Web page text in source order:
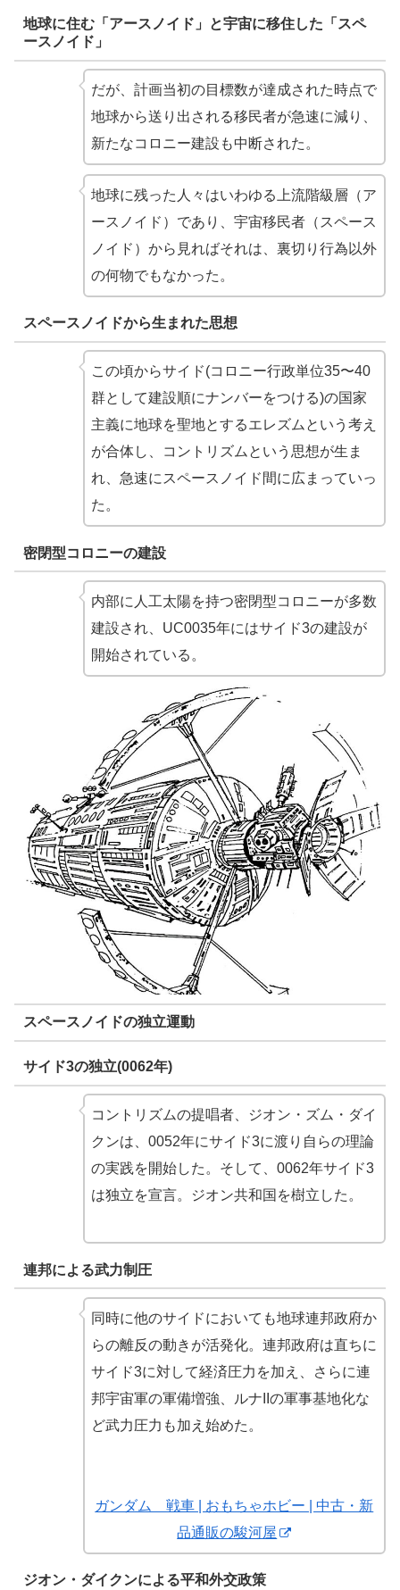
地球に住む「アースノイド」と宇宙に移住した「スペ
ースノイド」
だが、計画当初の目標数が達成された時点で
地球から送り出される移民者が急速に減り、
新たなコロニー建設も中断された。
地球に残った人々はいわゆる上流階級層（ア
ースノイド）であり、宇宙移民者（スペース
ノイド）から見ればそれは、裏切り行為以外
の何物でもなかった。
スペースノイドから生まれた思想
この頃からサイド(コロニー行政単位35〜40
群として建設順にナンバーをつける)の国家
主義に地球を聖地とするエレズムという考え
が合体し、コントリズムという思想が生ま
れ、急速にスペースノイド間に広まっていっ
た。
密閉型コロニーの建設
内部に人工太陽を持つ密閉型コロニーが多数
建設され、UC0035年にはサイド3の建設が
開始されている。
スペースノイドの独立運動
サイド3の独立(0062年)
コントリズムの提唱者、ジオン・ズム・ダイ
クンは、0052年にサイド3に渡り自らの理論
の実践を開始した。そして、0062年サイド3
は独立を宣言。ジオン共和国を樹立した。
連邦による武力制圧
同時に他のサイドにおいても地球連邦政府か
らの離反の動きが活発化。連邦政府は直ちに
サイド3に対して経済圧力を加え、さらに連
邦宇宙軍の軍備増強、ルナIIの軍事基地化な
ど武力圧力も加え始めた。
ガンダム 戦車 | おもちゃホビー | 中古・新
品通販の駿河屋
ジオン・ダイクンによる平和外交政策